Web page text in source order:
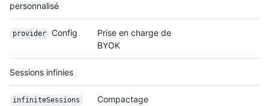
personnalisé
provider Config
Prise en charge de
BYOK
Sessions infinies
infiniteSessions
Compactage